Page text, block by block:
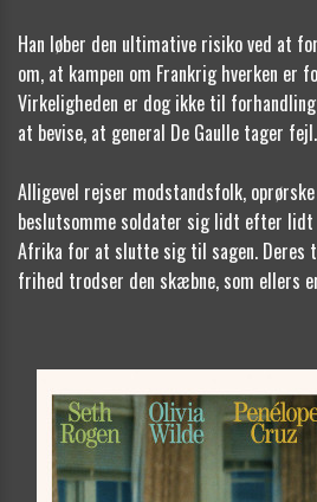
Han løber den ultimative risiko ved at
om, at kampen om Frankrig hverken er
Virkeligheden er dog ikke til
at bevise, at general De Gaulle tager fejl.
Alligevel rejser modstandsfolk,
beslutsomme soldater sig lidt efter lidt
Afrika for at slutte sig til sagen. Deres
frihed trodser den skæbne, som ellers